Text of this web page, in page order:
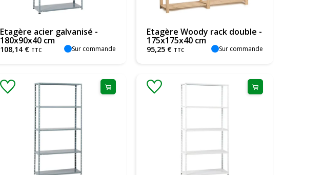
Etagère acier galvanisé -
180x90x40 cm
108,14€ TTC Sur commande
Etagère Woody rack double -
175x175x40 cm
95,25 € TTC Sur commande